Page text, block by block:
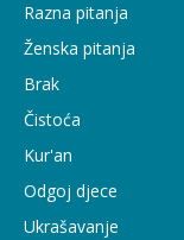
Razna pitanja
Ženska pitanja
Brak
Čistoća
Kur'an
Odgoj djece
Ukrašavanje